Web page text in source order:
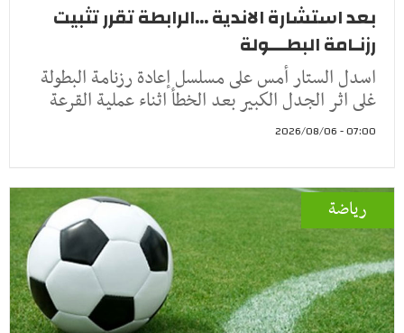
بعد استشارة الاندية ...الرابطة تقرر تثبيت
رزنـامة البطـــولة
اسدل الستار أمس على مسلسل إعادة رزنامة البطولة
غلى اثر الجدل الكبير بعد الخطأ اثناء عملية القرعة
07:00 - 2026/08/06
رياضة